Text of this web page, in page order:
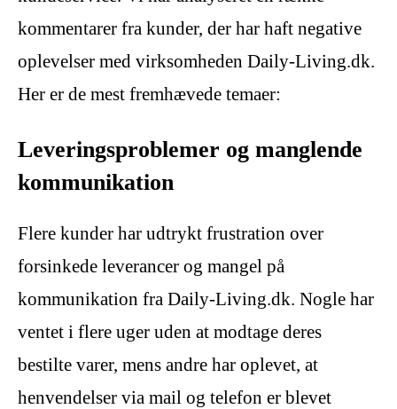
kommentarer fra kunder, der har haft negative
oplevelser med virksomheden Daily-Living.dk.
Her er de mest fremhævede temaer:
Leveringsproblemer og manglende
kommunikation
Flere kunder har udtrykt frustration over
forsinkede leverancer og mangel på
kommunikation fra Daily-Living.dk. Nogle har
ventet i flere uger uden at modtage deres
bestilte varer, mens andre har oplevet, at
henvendelser via mail og telefon er blevet